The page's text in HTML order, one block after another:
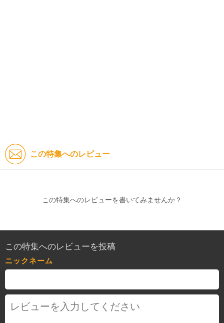
この特集へのレビュー
この特集へのレビューを書いてみませんか？
この特集へのレビューを投稿
ニックネーム